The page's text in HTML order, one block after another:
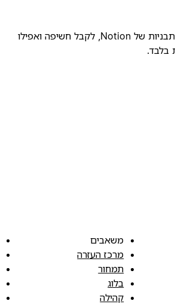
להעלות את התבנית שלכם לגלריית התבניות של Notion, לקבל חשיפה ואפילו
בלבד.
משאבים
מרכז העזרה
תמחור
בלוג
קהילה